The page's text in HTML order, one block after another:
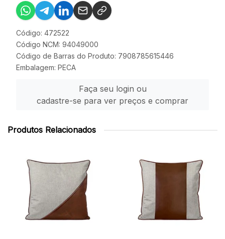
Código: 472522
Código NCM: 94049000
Código de Barras do Produto: 7908785615446
Embalagem: PECA
Faça seu login ou
cadastre-se para ver preços e comprar
Produtos Relacionados